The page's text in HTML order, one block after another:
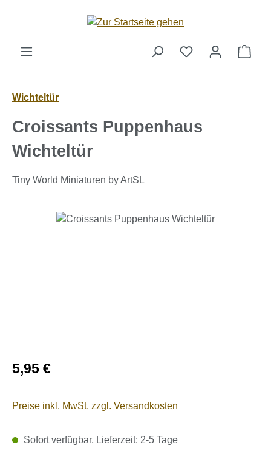
Zum Hauptinhalt springen
Wichteltür
Croissants Puppenhaus
Wichteltür
Tiny World Miniaturen by ArtSL
Bildergalerie überspringen
Regulärer Preis:
5,95 €
Preise inkl. MwSt. zzgl. Versandkosten
Sofort verfügbar, Lieferzeit: 2-5 Tage